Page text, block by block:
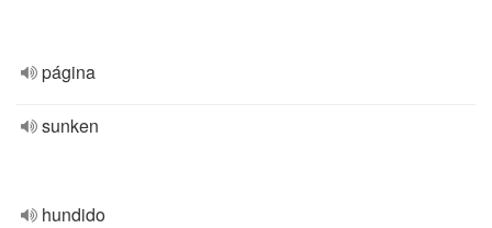
página
sunken
hundido